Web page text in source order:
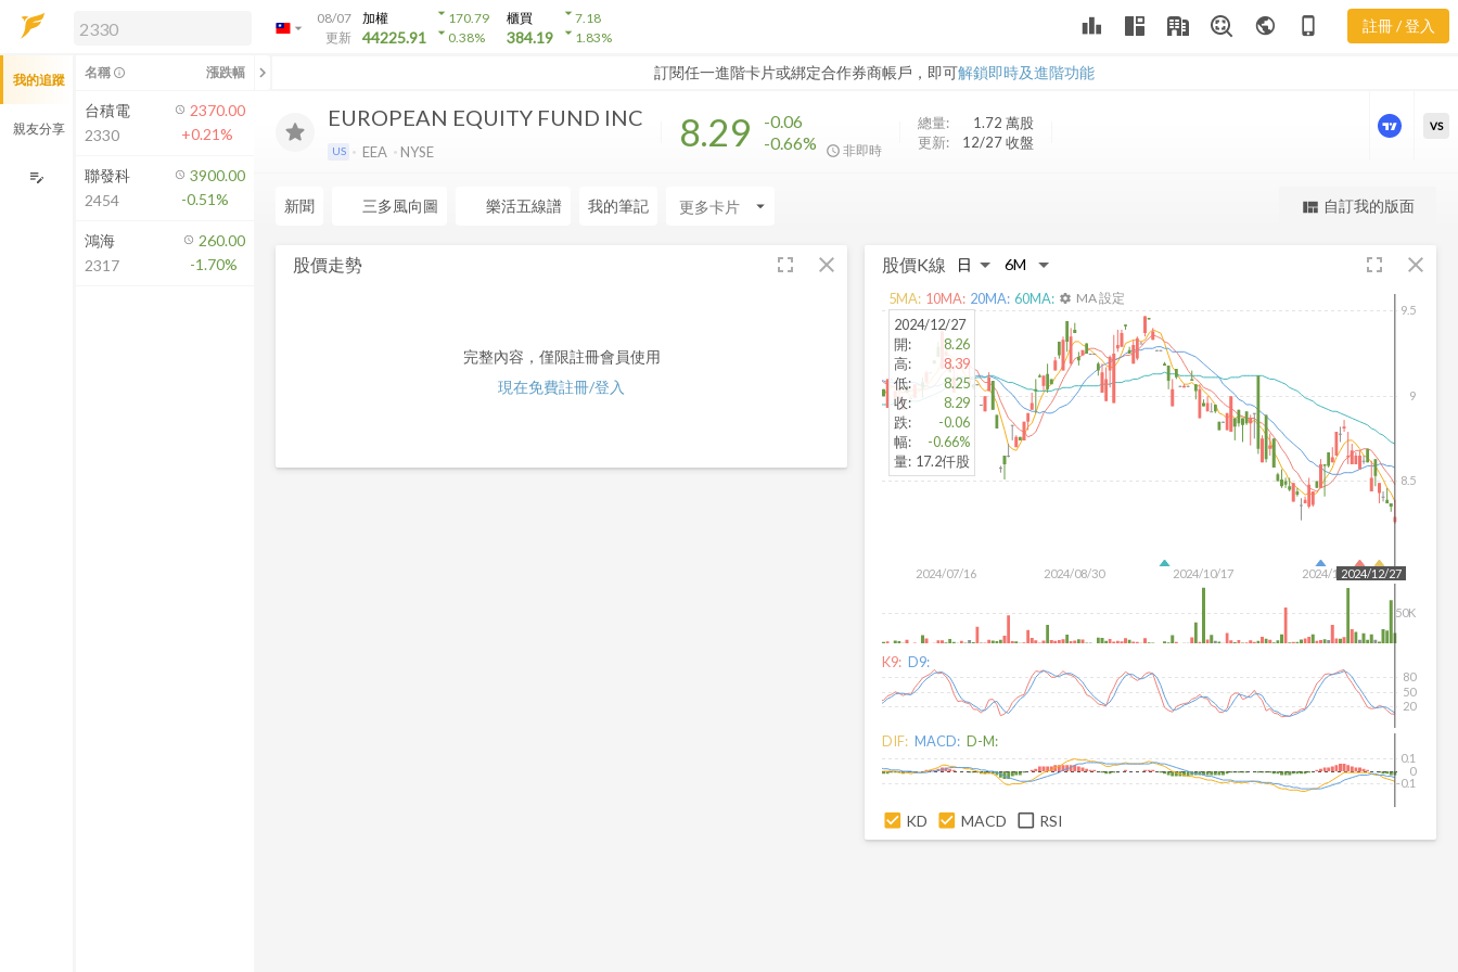
arrow_drop_down
08/07
更新
加權
44225.91
arrow_drop_down170.79
arrow_drop_down0.38%
櫃買
384.19
arrow_drop_down7.18
arrow_drop_down1.83% leaderboard public phone_iphone 註冊 / 登入
訂閱任一進階卡片或綁定合作券商帳戶，即可解鎖即時及進階功能
解鎖即時行情及進階功能
方案」，即可解鎖以下功能：
即時行情
即時市況與排行
成交金額熱力圖
前往方案訂閱
如何綁定合作券商
EEA 股價走勢
EUROPEAN EQUITY FUND INC
US EEA NYSE 8.29
-0.06
-0.66%
非即時
總量: 1.72 萬股
更新:
12/27 收盤
更強大的進階價量圖表
VS
新聞 三多風向圖 樂活五線譜 我的筆記 arrow_drop_down view_quilt 自訂我的版面
股價走勢 fullscreen close
完整內容，僅限註冊會員使用
現在免費註冊/登入
股價K線 fullscreen close
2024/07/16 2024/08/30 2024/10/17 2024/12/04
8.5
9
9.5
2024/12/27
50K
2024/12/27
開:
8.26
高:
8.39
低:
8.25
收:
8.29
跌:
-0.06
幅:
-0.66%
量: 17.2仟股
5MA: 10MA: 20MA: 60MA: settings MA 設定
K9: D9:
20
50
80
DIF: MACD: D-M:
-0.1
0
0.1
KD MACD RSI
我的追蹤
親友分享
edit_note
名稱 info_outline 漲跌幅 chevron_left
台積電
2330
2370.00
+0.21%
聯發科
2454
3900.00
-0.51%
鴻海
2317
260.00
-1.70%